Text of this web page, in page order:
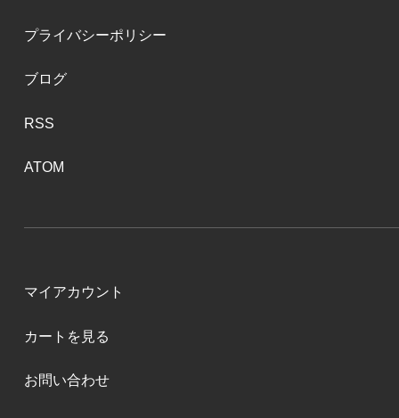
プライバシーポリシー
ブログ
RSS
ATOM
マイアカウント
カートを見る
お問い合わせ